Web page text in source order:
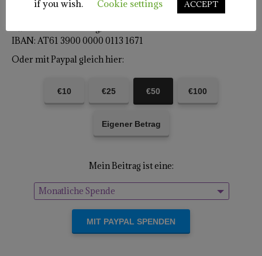
Name des Redaktionskontos:
IBAN: AT61 3900 0000 0113 1671
Oder mit Paypal gleich hier:
€10 €25 €50 €100
Eigener Betrag
Mein Beitrag ist eine:
Einmalige Spende
Monatliche Spende
if you wish.
Cookie settings ACCEPT